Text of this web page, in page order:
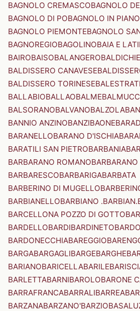
BAGNOLO CREMASCOBAGNOLO
BAGNOLO DI POBAGNOLO IN PIANO
BAGNOLO PIEMONTEBAGNOLO
BAGNOREGIOBAGOLINOBAIA E
BAIROBAISOBALANGERO
BALDISSERO CANAVESE
BALDISSERO TORINESE
BALLABIOBALLAOBALME
BALSORANOBALVANOBALZOLA
BANNIO ANZINOBANZIBAONE
BARANELLOBARANO D'ISCHIA
BARATILI SAN PIETROBARBANIA
BARBARANO ROMANO
BARBARESCOBARBARIGABARBATA
BARBERINO DI MUGELLO
BARBIANELLOBARBIANO .BARBIAN.
BARCELLONA POZZO DI GOTTO
BARDELLOBARDIBARDINETO
BARDONECCHIABAREGGIO
BARGABARGAGLIBARGEBARGHE
BARIANOBARICELLABARILE
BARLETTABARNIBAROLOBARONE
BARRAFRANCABARRALIBARREA
BARZANABARZANO'BARZIO